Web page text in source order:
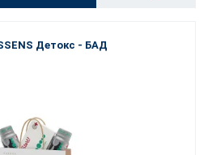
Детокс - БАД